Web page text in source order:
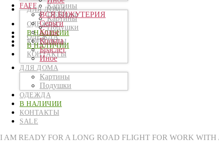
Картины
Подушки
ОДЕЖДА
В НАЛИЧИИ
КОНТАКТЫ
ДЛЯ ДОМА
Картины
Подушки
ОДЕЖДА
В НАЛИЧИИ
КОНТАКТЫ
FAFF
ВСЯ БИЖУТЕРИЯ
Серьги
Колье
Кольца
Браслет
Иное
ДЛЯ ДОМА
Картины
Подушки
ОДЕЖДА
В НАЛИЧИИ
КОНТАКТЫ
SALE
I AM READY FOR A LONG ROAD FLIGHT FOR WORK WITH